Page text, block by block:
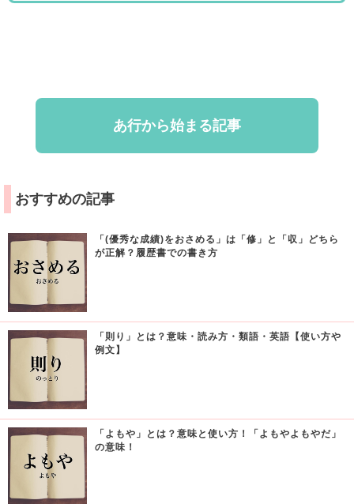
あ行から始まる記事
おすすめの記事
「(優秀な成績)をおさめる」は「修」と「収」どちら
が正解？履歴書での書き方
「則り」とは？意味・読み方・類語・英語【使い方や
例文】
「よもや」とは？意味と使い方！「よもやよもやだ」
の意味！